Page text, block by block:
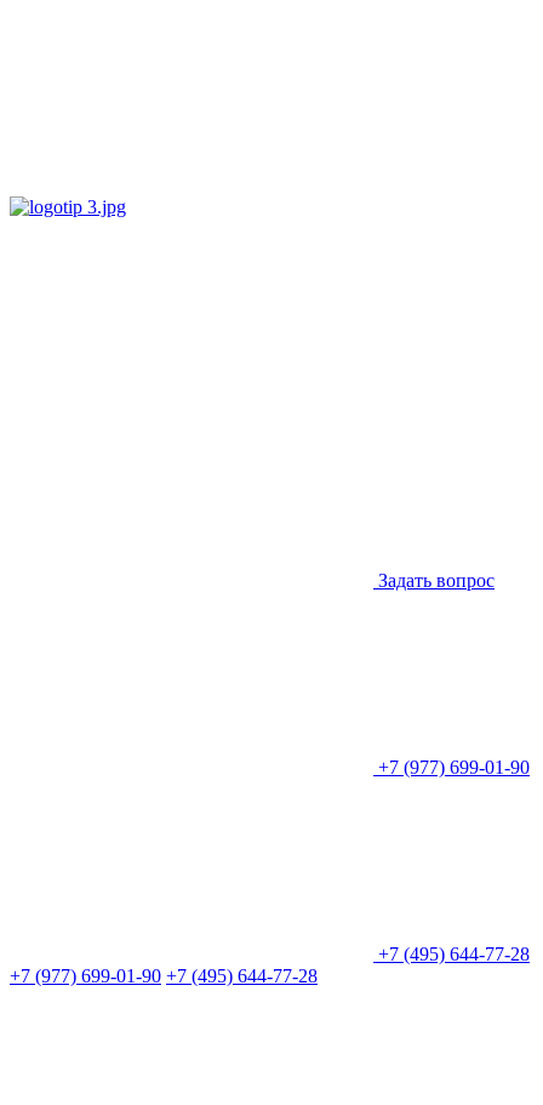
Задать вопрос
+7 (977) 699-01-90
+7 (495) 644-77-28
+7 (977) 699-01-90 +7 (495) 644-77-28